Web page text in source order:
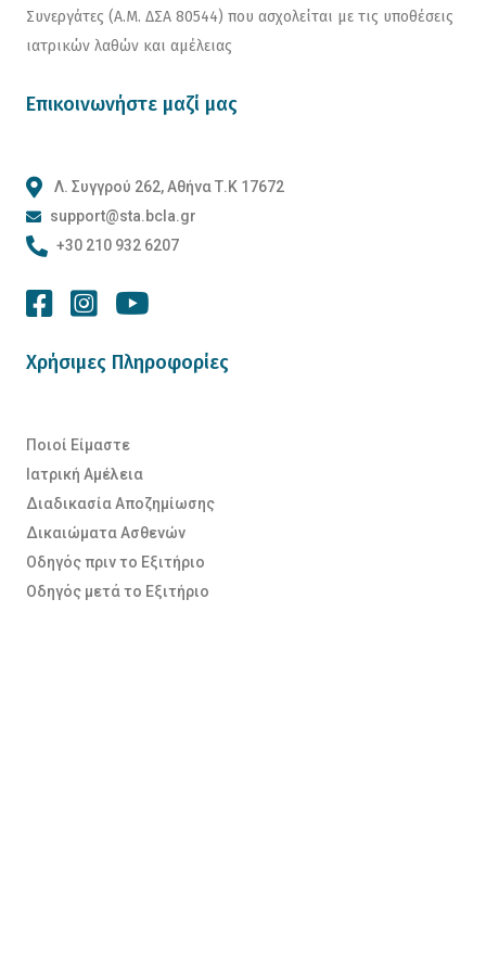
Συνεργάτες (Α.Μ. ΔΣΑ 80544) που ασχολείται με τις υποθέσεις
ιατρικών λαθών και αμέλειας
Επικοινωνήστε μαζί μας
Λ. Συγγρού 262, Αθήνα Τ.Κ 17672
support@sta.bcla.gr
+30 210 932 6207
Χρήσιμες Πληροφορίες
Ποιοί Είμαστε
Ιατρική Αμέλεια
Διαδικασία Αποζημίωσης
Δικαιώματα Ασθενών
Οδηγός πριν το Εξιτήριο
Οδηγός μετά το Εξιτήριο